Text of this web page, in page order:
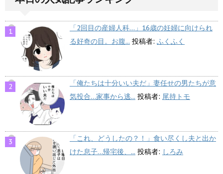
「2回目の産婦人科…」16歳の妊婦に向けられ
る好奇の目。お腹... 投稿者: ふくふく
「俺たちは十分いい夫だ」妻任せの男たちが意
気投合…家事から逃... 投稿者: 尾持トモ
「これ、どうしたの？！」食い尽くし夫と出か
けた息子…帰宅後、... 投稿者: しろみ